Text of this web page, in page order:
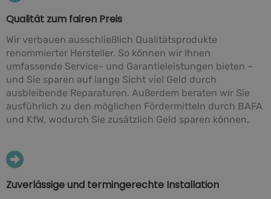
Qualität zum fairen Preis
Wir verbauen ausschließlich Qualitätsprodukte
renommierter Hersteller. So können wir Ihnen
umfassende Service- und Garantieleistungen bieten –
und Sie sparen auf lange Sicht viel Geld durch
ausbleibende Reparaturen. Außerdem beraten wir Sie
ausführlich zu den möglichen Fördermitteln durch BAFA
und KfW, wodurch Sie zusätzlich Geld sparen können.
Zuverlässige und termingerechte Installation